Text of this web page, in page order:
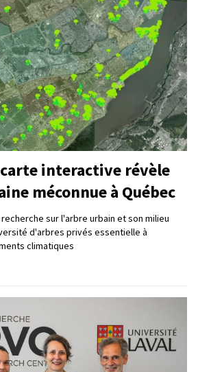
interactive révèle
méconnue à Québec
sur l'arbre urbain et son milieu
d'arbres privés essentielle à
climatiques